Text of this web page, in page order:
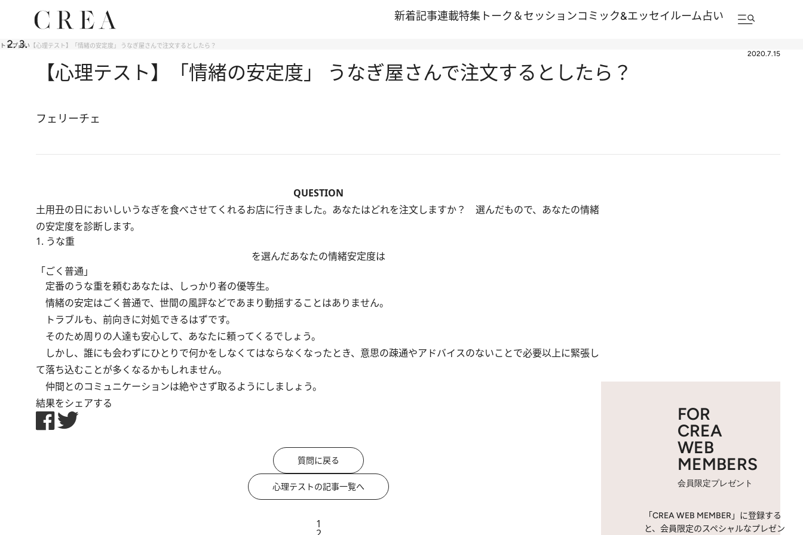
新着記事連載特集 トーク＆セッションコミック&エッセイルーム占い
トップ占い 【心理テスト】「情緒の安定度」 うなぎ屋さんで注文するとしたら？
2020.7.15
【心理テスト】「情緒の安定度」 うなぎ屋さんで注文するとしたら？
フェリーチェ
QUESTION
土用丑の日においしいうなぎを食べさせてくれるお店に行きました。あなたはどれを注文しますか？ 選んだもので、あなたの情緒
の安定度を診断します。
1. うな重
を選んだあなたの情緒安定度は
「ごく普通」
定番のうな重を頼むあなたは、しっかり者の優等生。
情緒の安定はごく普通で、世間の風評などであまり動揺することはありません。
トラブルも、前向きに対処できるはずです。
そのため周りの人達も安心して、あなたに頼ってくるでしょう。
しかし、誰にも会わずにひとりで何かをしなくてはならなくなったとき、意思の疎通やアドバイスのないことで必要以上に緊張し
て落ち込むことが多くなるかもしれません。
仲間とのコミュニケーションは絶やさず取るようにしましょう。
結果をシェアする
質問に戻る
心理テストの記事一覧へ
1
FOR
CREA
WEB
MEMBERS
会員限定プレゼント
「CREA WEB MEMBER」に登録する
と、会員限定のスペシャルなプレゼン